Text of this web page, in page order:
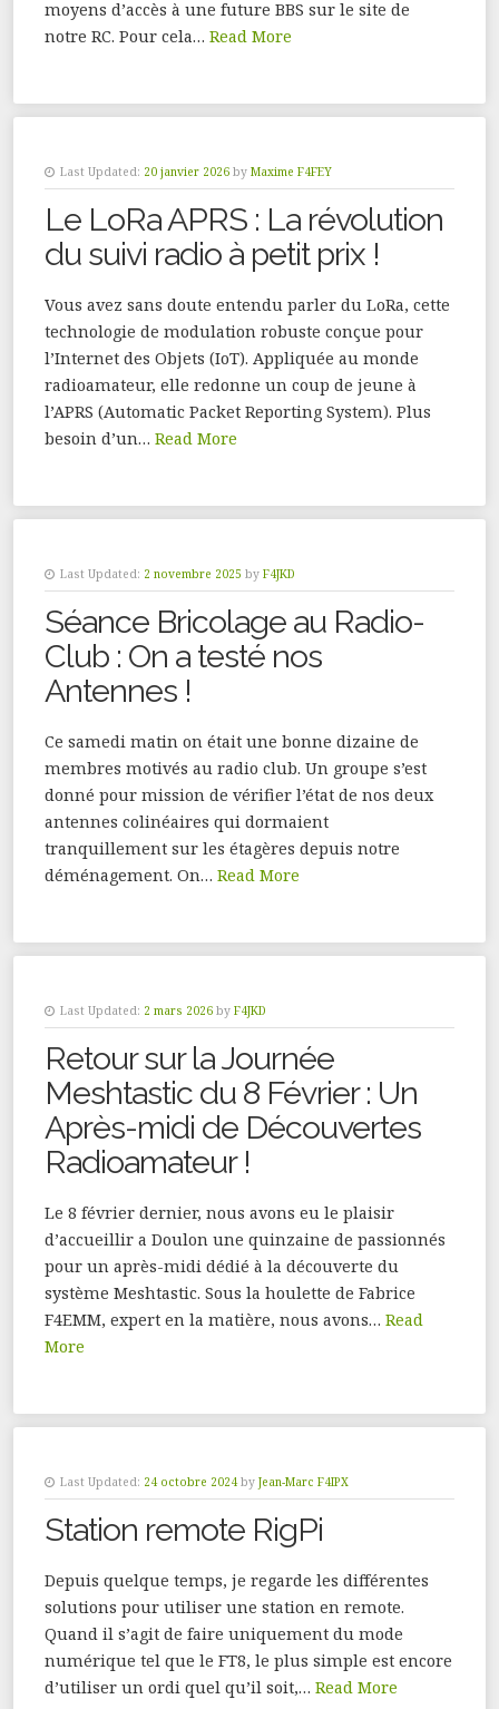
moyens d’accès à une future BBS sur le site de
notre RC. Pour cela… Read More
Last Updated: 20 janvier 2026 by Maxime F4FEY
Le LoRa APRS : La révolution
du suivi radio à petit prix !
Vous avez sans doute entendu parler du LoRa, cette
technologie de modulation robuste conçue pour
l’Internet des Objets (IoT). Appliquée au monde
radioamateur, elle redonne un coup de jeune à
l’APRS (Automatic Packet Reporting System). Plus
besoin d’un… Read More
Last Updated: 2 novembre 2025 by F4JKD
Séance Bricolage au Radio-
Club : On a testé nos
Antennes !
Ce samedi matin on était une bonne dizaine de
membres motivés au radio club. Un groupe s’est
donné pour mission de vérifier l’état de nos deux
antennes colinéaires qui dormaient
tranquillement sur les étagères depuis notre
déménagement. On… Read More
Last Updated: 2 mars 2026 by F4JKD
Retour sur la Journée
Meshtastic du 8 Février : Un
Après-midi de Découvertes
Radioamateur !
Le 8 février dernier, nous avons eu le plaisir
d’accueillir a Doulon une quinzaine de passionnés
pour un après-midi dédié à la découverte du
système Meshtastic. Sous la houlette de Fabrice
F4EMM, expert en la matière, nous avons… Read
More
Last Updated: 24 octobre 2024 by Jean-Marc F4IPX
Station remote RigPi
Depuis quelque temps, je regarde les différentes
solutions pour utiliser une station en remote.
Quand il s’agit de faire uniquement du mode
numérique tel que le FT8, le plus simple est encore
d’utiliser un ordi quel qu’il soit,… Read More